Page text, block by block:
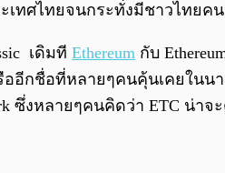
ทศไทยจนกระทั่งมีชาวไทยค
เดิมที Ethereum กับ
กชื่อที่หลายๆคนคุ้นเคยในนา
ซึ่งหลายๆคนคิดว่า ETC น่